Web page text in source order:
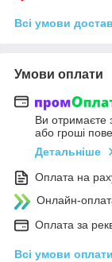
Всі умови
Умови оплати
Ви отримаєте
або гроші
Детальніше
Оплата на
Онлайн-
Оплата за
Всі умови оплати